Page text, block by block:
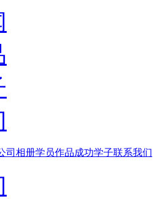
司相册学员作品成功学子联系我们